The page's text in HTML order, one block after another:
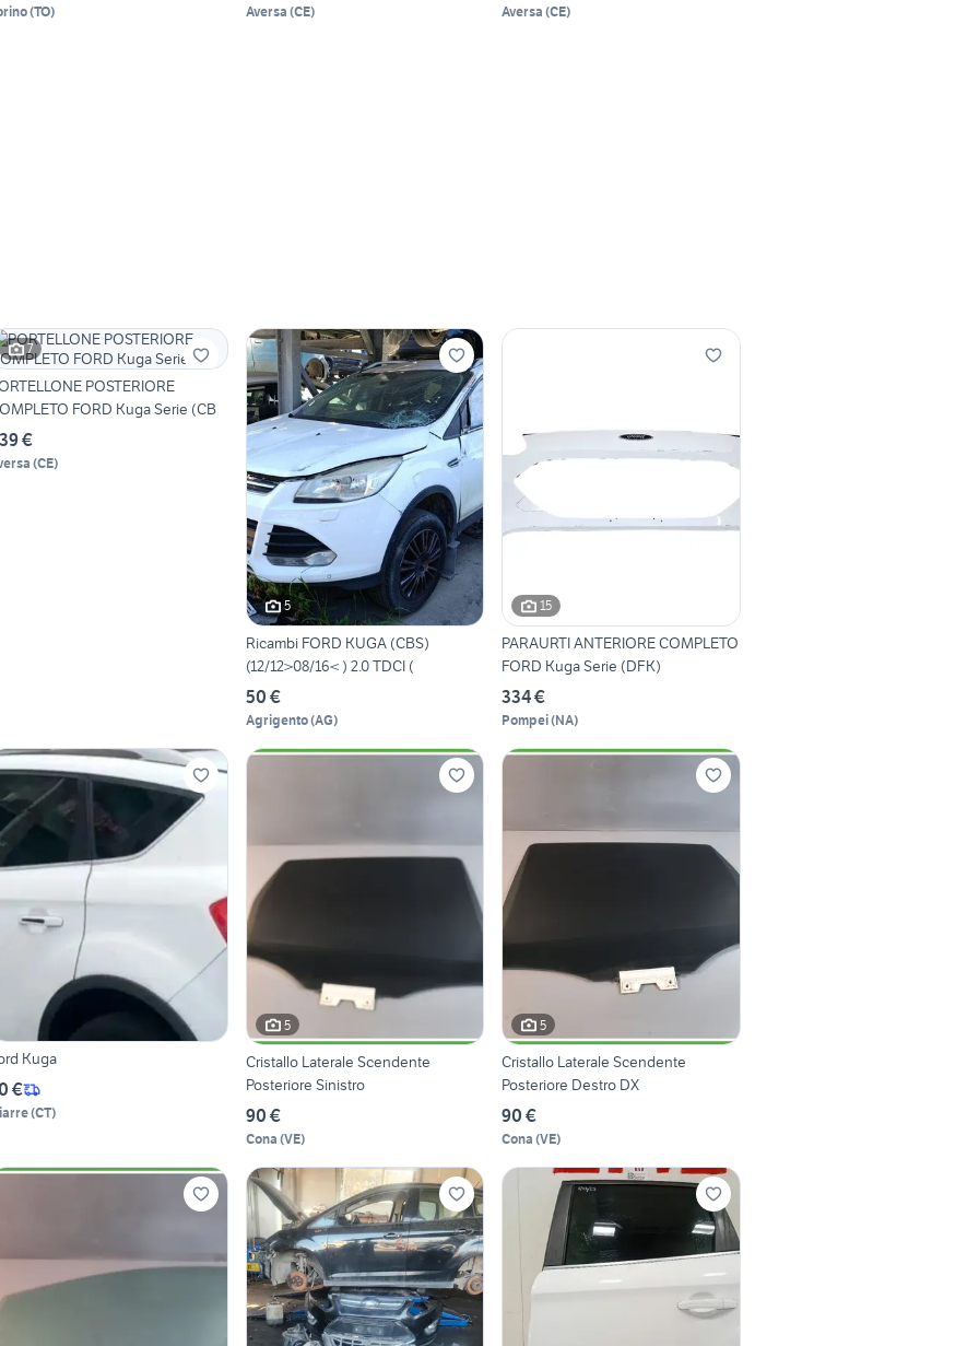
(TO) Aversa (CE) Aversa (CE)
7
POSTERIORE
FORD Kuga Serie (CB
€
(CE)
5
Ricambi FORD KUGA (CBS)
(12/12>08/16< ) 2.0 TDCI (
50 €
Agrigento(AG)
15
PARAURTI ANTERIORE COMPLETO
FORD Kuga Serie (DFK)
334 €
Pompei(NA)
Kuga
€
(CT)
5
Cristallo Laterale Scendente
Posteriore Sinistro
90 €
Cona (VE)
5
Cristallo Laterale Scendente
Posteriore Destro DX
90 €
Cona (VE)